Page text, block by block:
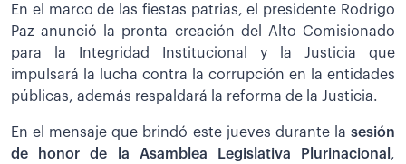
En el marco de las fiestas patrias, el presidente Rodrigo
Paz anunció la pronta creación del Alto Comisionado
para la Integridad Institucional y la Justicia que
impulsará la lucha contra la corrupción en la entidades
públicas, además respaldará la reforma de la Justicia.
En el mensaje que brindó este jueves durante la sesión
de honor de la Asamblea Legislativa Plurinacional ,